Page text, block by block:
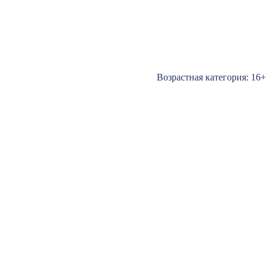
Возрастная категория: 16+